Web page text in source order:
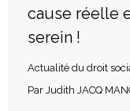
cause réelle
serein !
Actualité du droit
Par Judith JACQ